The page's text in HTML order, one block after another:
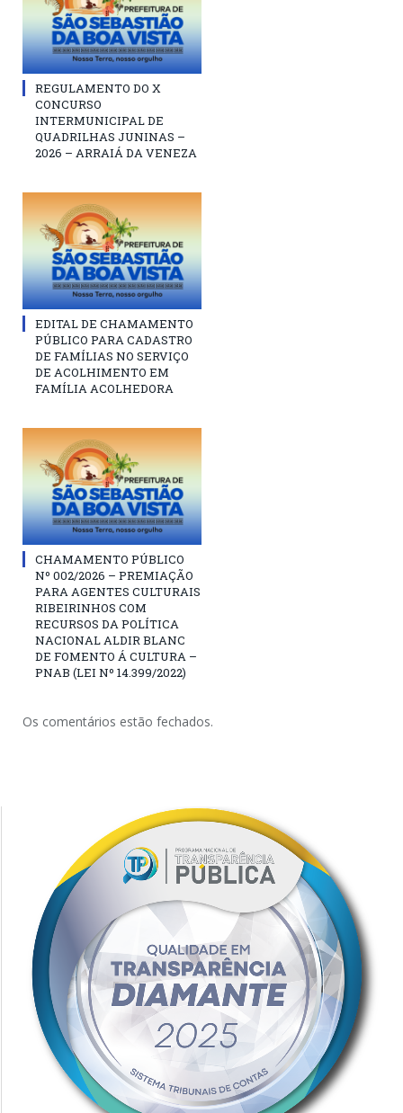
REGULAMENTO DO X
CONCURSO
INTERMUNICIPAL DE
QUADRILHAS JUNINAS –
2026 – ARRAIÁ DA VENEZA
EDITAL DE CHAMAMENTO
PÚBLICO PARA CADASTRO
DE FAMÍLIAS NO SERVIÇO
DE ACOLHIMENTO EM
FAMÍLIA ACOLHEDORA
CHAMAMENTO PÚBLICO
Nº 002/2026 – PREMIAÇÃO
PARA AGENTES CULTURAIS
RIBEIRINHOS COM
RECURSOS DA POLÍTICA
NACIONAL ALDIR BLANC
DE FOMENTO Á CULTURA –
PNAB (LEI Nº 14.399/2022)
Os comentários estão fechados.